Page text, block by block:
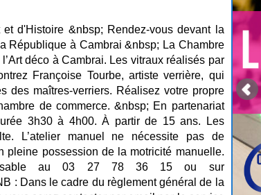
d'Histoire &nbsp; Rendez-vous devant la
République à Cambrai &nbsp; La Chambre
déco à Cambrai. Les vitraux réalisés par
Françoise Tourbe, artiste verrière, qui
des maîtres-verriers. Réalisez votre propre
de commerce. &nbsp; En partenariat
3h30 à 4h00. À partir de 15 ans. Les
L’atelier manuel ne nécessite pas de
pleine possession de la motricité manuelle.
au 03 27 78 36 15 ou sur
: Dans le cadre du règlement général de la